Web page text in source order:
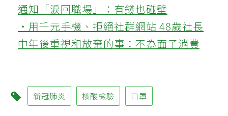
通知「淚回職場」：有錢也碰壁
‧用千元手機、拒絕社群網站 48歲社長
中年後重視和放棄的事：不為面子消費
新冠肺炎 核酸檢驗 口罩